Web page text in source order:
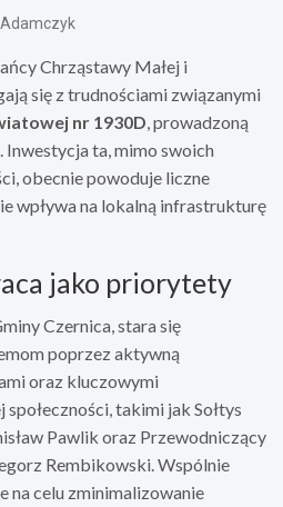
Chrząstawy Małej i
się z trudnościami związanymi
nr 1930D, prowadzoną
ta, mimo swoich
obecnie powoduje liczne
wpływa na lokalną infrastrukturę
jako priorytety
Czernica, stara się
poprzez aktywną
oraz kluczowymi
takimi jak Sołtys
Pawlik oraz Przewodniczący
Rembikowski. Wspólnie
na celu zminimalizowanie